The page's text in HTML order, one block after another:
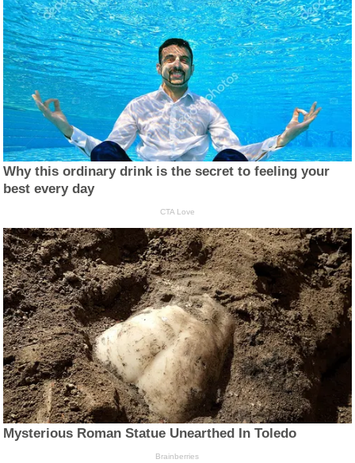
Why this ordinary drink is the secret to feeling your
best every day
CTA Love
Mysterious Roman Statue Unearthed In Toledo
Brainberries